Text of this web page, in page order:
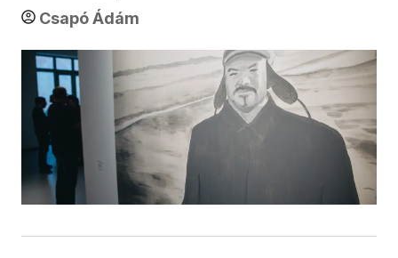
Csapó Ádám